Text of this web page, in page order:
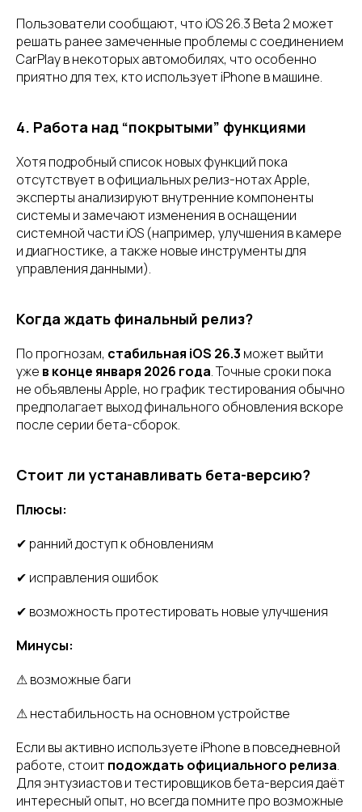
Пользователи сообщают, что iOS 26.3 Beta 2 может
решать ранее замеченные проблемы с соединением
CarPlay в некоторых автомобилях, что особенно
приятно для тех, кто использует iPhone в машине.
4. Работа над “покрытыми” функциями
Хотя подробный список новых функций пока
отсутствует в официальных релиз-нотах Apple,
эксперты анализируют внутренние компоненты
системы и замечают изменения в оснащении
системной части iOS (например, улучшения в камере
и диагностике, а также новые инструменты для
управления данными).
Когда ждать финальный релиз?
По прогнозам, стабильная iOS 26.3 может выйти
уже в конце января 2026 года. Точные сроки пока
не объявлены Apple, но график тестирования обычно
предполагает выход финального обновления вскоре
после серии бета-сборок.
Стоит ли устанавливать бета-версию?
Плюсы:
✔ ранний доступ к обновлениям
✔ исправления ошибок
✔ возможность протестировать новые улучшения
Минусы:
⚠ возможные баги
⚠ нестабильность на основном устройстве
Если вы активно используете iPhone в повседневной
работе, стоитподождать официального релиза.
Для энтузиастов и тестировщиков бета-версия даёт
интересный опыт, но всегда помните про возможные